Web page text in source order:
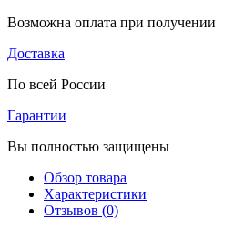
Возможна оплата при получении
Доставка
По всей России
Гарантии
Вы полностью защищены
Обзор товара
Характеристики
Отзывов (0)